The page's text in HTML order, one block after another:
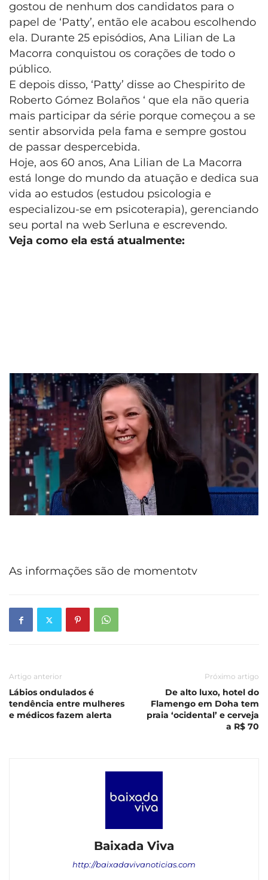
gostou de nenhum dos candidatos para o
papel de ‘Patty’, então ele acabou escolhendo
ela. Durante 25 episódios, Ana Lilian de La
Macorra conquistou os corações de todo o
público.
E depois disso, ‘Patty’ disse ao Chespirito de
Roberto Gómez Bolaños ‘ que ela não queria
mais participar da série porque começou a se
sentir absorvida pela fama e sempre gostou
de passar despercebida.
Hoje, aos 60 anos, Ana Lilian de La Macorra
está longe do mundo da atuação e dedica sua
vida ao estudos (estudou psicologia e
especializou-se em psicoterapia), gerenciando
seu portal na web Serluna e escrevendo.
Veja como ela está atualmente:
As informações são de momentotv
Artigo anterior
Lábios ondulados é
tendência entre mulheres
e médicos fazem alerta
Próximo artigo
De alto luxo, hotel do
Flamengo em Doha tem
praia ‘ocidental’ e cerveja
a R$ 70
Baixada Viva
http://baixadavivanoticias.com